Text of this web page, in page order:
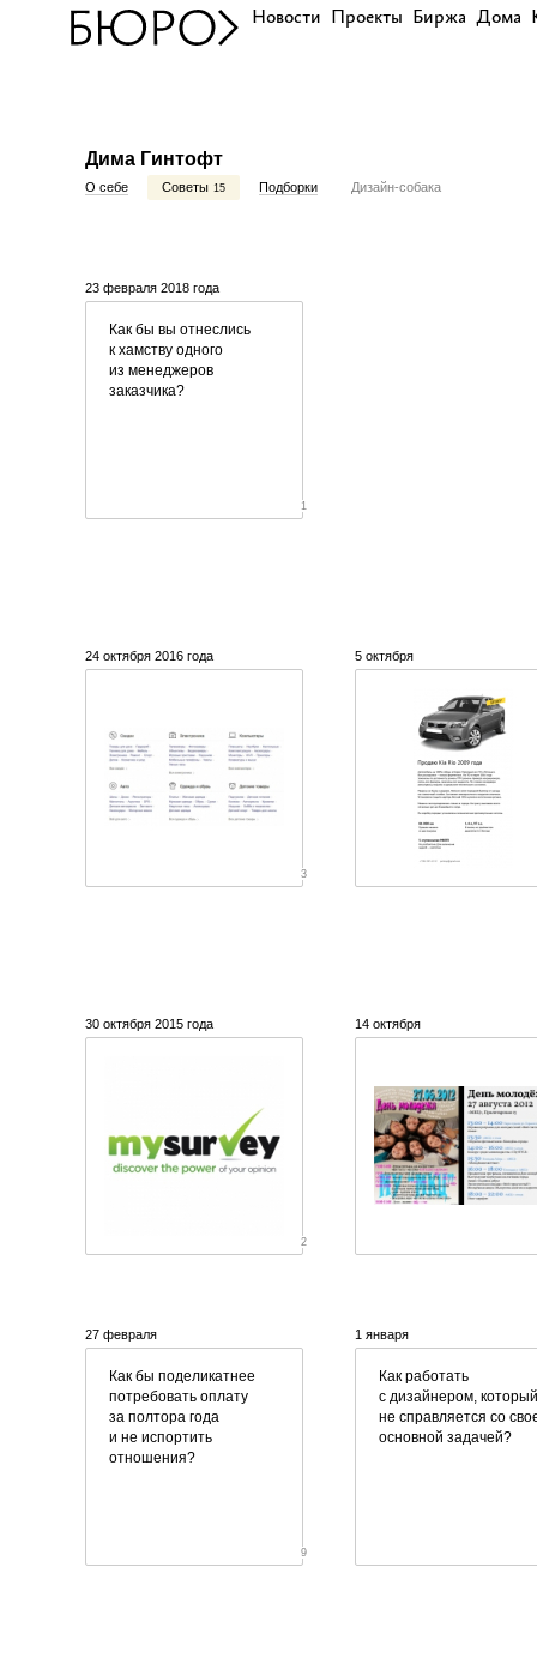
Новости Проекты Биржа Дома
Дима Гинтофт
О себе Советы 15 Подборки Дизайн-собака
23 февраля 2018 года
Как бы вы отнеслись
к хамству одного
из менеджеров
заказчика?
1
24 октября 2016 года
3
5 октября
30 октября 2015 года
2
14 октября
27 февраля
Как бы поделикатнее
потребовать оплату
за полтора года
и не испортить
отношения?
9
1 января
Как работать
с дизайнером, который
не справляется со
основной задачей?